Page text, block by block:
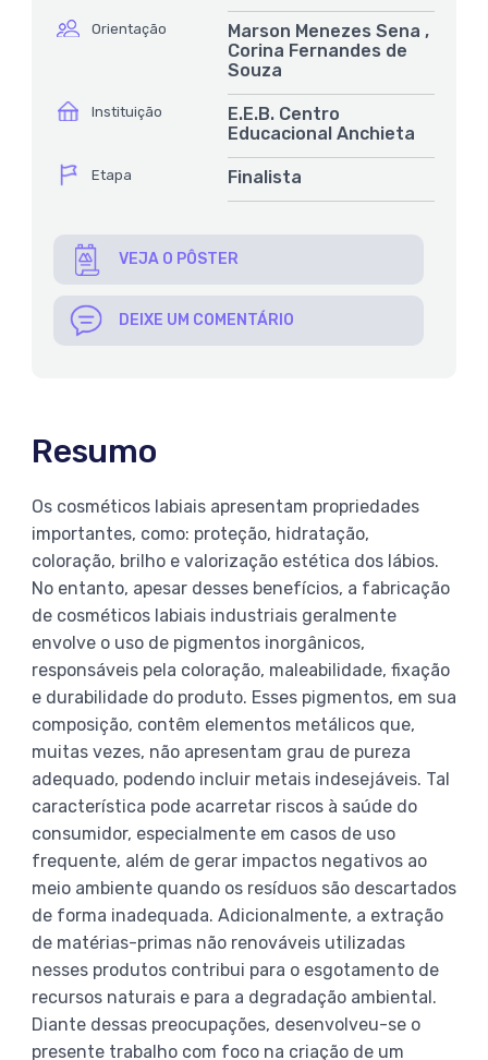
íconeOrientação
Marson Menezes Sena ,
Corina Fernandes de
Souza
íconeInstituição
E.E.B. Centro
Educacional Anchieta
íconeEtapa Finalista
VEJA O PÔSTER
DEIXE UM COMENTÁRIO
Resumo
Os cosméticos labiais apresentam propriedades
importantes, como: proteção, hidratação,
coloração, brilho e valorização estética dos lábios.
No entanto, apesar desses benefícios, a fabricação
de cosméticos labiais industriais geralmente
envolve o uso de pigmentos inorgânicos,
responsáveis pela coloração, maleabilidade, fixação
e durabilidade do produto. Esses pigmentos, em sua
composição, contêm elementos metálicos que,
muitas vezes, não apresentam grau de pureza
adequado, podendo incluir metais indesejáveis. Tal
característica pode acarretar riscos à saúde do
consumidor, especialmente em casos de uso
frequente, além de gerar impactos negativos ao
meio ambiente quando os resíduos são descartados
de forma inadequada. Adicionalmente, a extração
de matérias-primas não renováveis utilizadas
nesses produtos contribui para o esgotamento de
recursos naturais e para a degradação ambiental.
Diante dessas preocupações, desenvolveu-se o
presente trabalho com foco na criação de um